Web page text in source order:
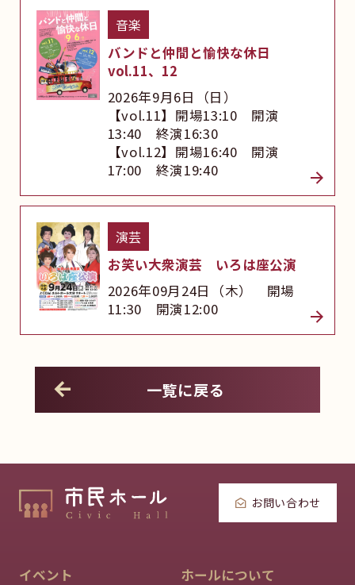
音楽
バンドと仲間と愉快な休日
vol.11、12
2026年9月6日（日）
【vol.11】開場13:10 開演
13:40 終演16:30
【vol.12】開場16:40 開演
17:00 終演19:40
演芸
お笑い大衆演芸 いろは座公演
2026年09月24日（木） 開場
11:30 開演12:00
一覧に戻る
お問い合わせ
イベント ホールについて